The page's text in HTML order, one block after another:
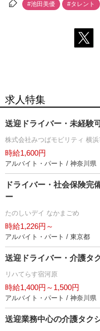
#池田美優 #タレント
求人特集
送迎ドライバー・未経験
株式会社みつばモビリティ 横
時給1,600円
アルバイト・パート / 神奈川県
ドライバー・社会保険完
ー
たのしいデイ なかまごめ
時給1,226円～
アルバイト・パート / 東京都
送迎ドライバー・介護タ
リハてらす宿河原
時給1,400円～1,500円
アルバイト・パート / 神奈川県
送迎業務中心の介護タク